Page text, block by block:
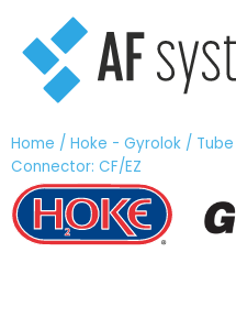
contenuto
Home / Hoke - Gyrolok /
Connector: CF/EZ